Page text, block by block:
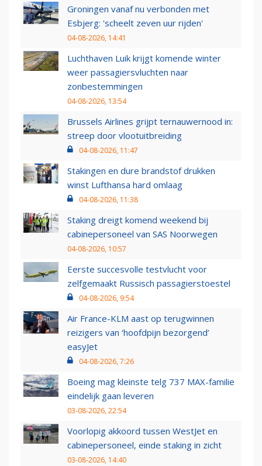
Groningen vanaf nu verbonden met
Esbjerg: 'scheelt zeven uur rijden'
04-08-2026, 14:41
Luchthaven Luik krijgt komende winter
weer passagiersvluchten naar
zonbestemmingen
04-08-2026, 13:54
Brussels Airlines grijpt ternauwernood in:
streep door vlootuitbreiding
04-08-2026, 11:47
Stakingen en dure brandstof drukken
winst Lufthansa hard omlaag
04-08-2026, 11:38
Staking dreigt komend weekend bij
cabinepersoneel van SAS Noorwegen
04-08-2026, 10:57
Eerste succesvolle testvlucht voor
zelfgemaakt Russisch passagierstoestel
04-08-2026, 9:54
Air France-KLM aast op terugwinnen
reizigers van ‘hoofdpijn bezorgend’
easyJet
04-08-2026, 7:26
Boeing mag kleinste telg 737 MAX-familie
eindelijk gaan leveren
03-08-2026, 22:54
Voorlopig akkoord tussen WestJet en
cabinepersoneel, einde staking in zicht
03-08-2026, 14:40